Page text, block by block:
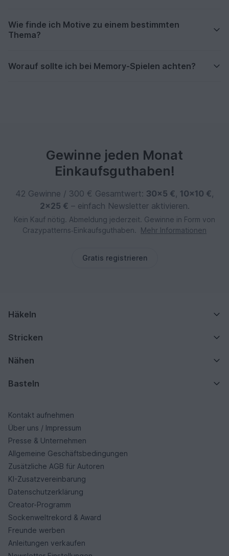
Wie finde ich Motive zu einem bestimmten
Thema?
Worauf sollte ich bei Memory-Spielen achten?
Gewinne jeden Monat
Einkaufsguthaben!
42 Gewinne / 300 € Gesamtwert: 30×5 €, 10×10 €,
2×25 € – einfach Newsletter aktivieren.
Kein Kauf nötig. Abmeldung jederzeit. Gewinne in Form von
Crazypatterns‑Einkaufsguthaben.
Mehr Informationen
Gratis registrieren
Häkeln
Stricken
Nähen
Basteln
Kontakt aufnehmen
Über uns / Impressum
Presse & Unternehmen
Allgemeine Geschäftsbedingungen
Zusätzliche AGB für Autoren
KI-Zusatzvereinbarung
Datenschutzerklärung
Creator-Programm
Sockenweltrekord & Award
Freunde werben
Anleitungen verkaufen